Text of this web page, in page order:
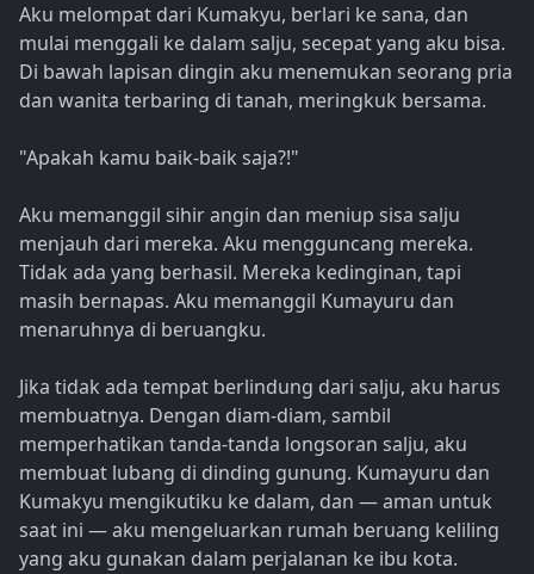
Aku melompat dari Kumakyu, berlari ke sana, dan
mulai menggali ke dalam salju, secepat yang aku bisa.
Di bawah lapisan dingin aku menemukan seorang pria
dan wanita terbaring di tanah, meringkuk bersama.
"Apakah kamu baik-baik saja?!"
Aku memanggil sihir angin dan meniup sisa salju
menjauh dari mereka. Aku mengguncang mereka.
Tidak ada yang berhasil. Mereka kedinginan, tapi
masih bernapas. Aku memanggil Kumayuru dan
menaruhnya di beruangku.
Jika tidak ada tempat berlindung dari salju, aku harus
membuatnya. Dengan diam-diam, sambil
memperhatikan tanda-tanda longsoran salju, aku
membuat lubang di dinding gunung. Kumayuru dan
Kumakyu mengikutiku ke dalam, dan — aman untuk
saat ini — aku mengeluarkan rumah beruang keliling
yang aku gunakan dalam perjalanan ke ibu kota.